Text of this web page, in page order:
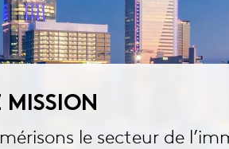
MISSION
le secteur de